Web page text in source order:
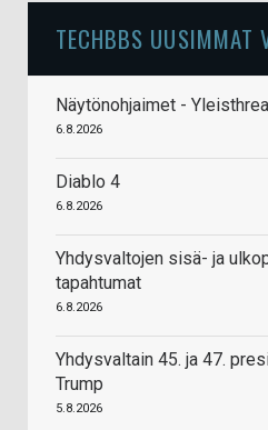
TECHBBS UUSIMMAT
Näytönohjaimet -
6.8.2026
Diablo 4
6.8.2026
Yhdysvaltojen sisä- ja
tapahtumat
6.8.2026
Yhdysvaltain 45. ja 47.
Trump
5.8.2026